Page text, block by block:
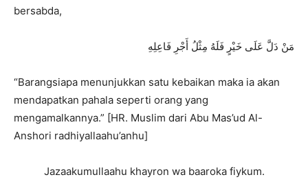
bersabda,
مَنْ دَلَّ عَلَى خَيْرٍ فَلَهُ مِثْلُ أَجْرِ فَاعِلِهِ
“Barangsiapa menunjukkan satu kebaikan maka ia akan
mendapatkan pahala seperti orang yang
mengamalkannya.” [HR. Muslim dari Abu Mas’ud Al-
Anshori radhiyallaahu’anhu]
Jazaakumullaahu khayron wa baaroka fiykum.